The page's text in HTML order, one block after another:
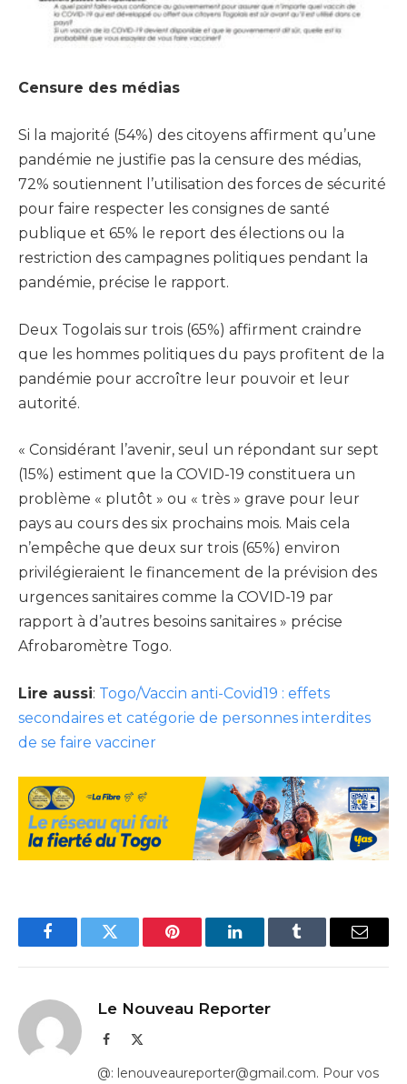
Censure des médias
Si la majorité (54%) des citoyens affirment qu’une
pandémie ne justifie pas la censure des médias,
72% soutiennent l’utilisation des forces de sécurité
pour faire respecter les consignes de santé
publique et 65% le report des élections ou la
restriction des campagnes politiques pendant la
pandémie, précise le rapport.
Deux Togolais sur trois (65%) affirment craindre
que les hommes politiques du pays profitent de la
pandémie pour accroître leur pouvoir et leur
autorité.
« Considérant l’avenir, seul un répondant sur sept
(15%) estiment que la COVID-19 constituera un
problème « plutôt » ou « très » grave pour leur
pays au cours des six prochains mois. Mais cela
n’empêche que deux sur trois (65%) environ
privilégieraient le financement de la prévision des
urgences sanitaires comme la COVID-19 par
rapport à d’autres besoins sanitaires » précise
Afrobaromètre Togo.
Lire aussi: Togo/Vaccin anti-Covid19 : effets
secondaires et catégorie de personnes interdites
de se faire vacciner
FacebookTwitter Pinterest LinkedInTumblr Email
Le Nouveau Reporter
Facebook
@: lenouveaureporter@gmail.com. Pour vos